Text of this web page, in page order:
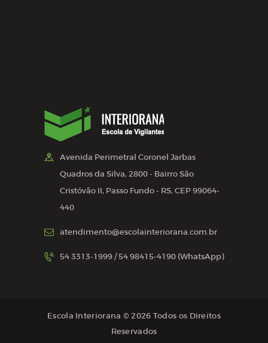
Avenida Perimetral Coronel Jarbas
Quadros da Silva, 2800 - Bairro São
Cristóvão II, Passo Fundo - RS, CEP 99064-
440
atendimento@escolainteriorana.com.br
54 3313-1999 / 54 98415-4190 (WhatsApp)
Escola Interiorana © 2026 Todos os Direitos
Reservados